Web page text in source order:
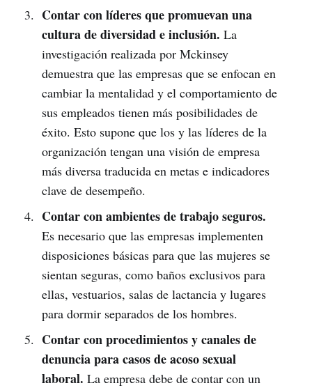
Contar con líderes que promuevan una
cultura de diversidad e inclusión. La
investigación realizada por Mckinsey
demuestra que las empresas que se enfocan en
cambiar la mentalidad y el comportamiento de
sus empleados tienen más posibilidades de
éxito. Esto supone que los y las líderes de la
organización tengan una visión de empresa
más diversa traducida en metas e indicadores
clave de desempeño.
Contar con ambientes de trabajo seguros.
Es necesario que las empresas implementen
disposiciones básicas para que las mujeres se
sientan seguras, como baños exclusivos para
ellas, vestuarios, salas de lactancia y lugares
para dormir separados de los hombres.
Contar con procedimientos y canales de
denuncia para casos de acoso sexual
laboral. La empresa debe de contar con un